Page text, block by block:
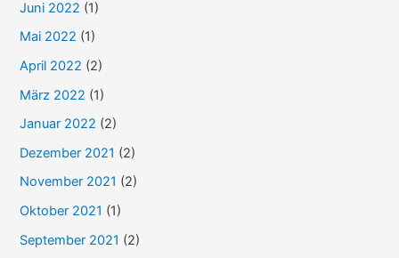
Juni 2022 (1)
Mai 2022 (1)
April 2022 (2)
März 2022 (1)
Januar 2022 (2)
Dezember 2021 (2)
November 2021 (2)
Oktober 2021 (1)
September 2021 (2)